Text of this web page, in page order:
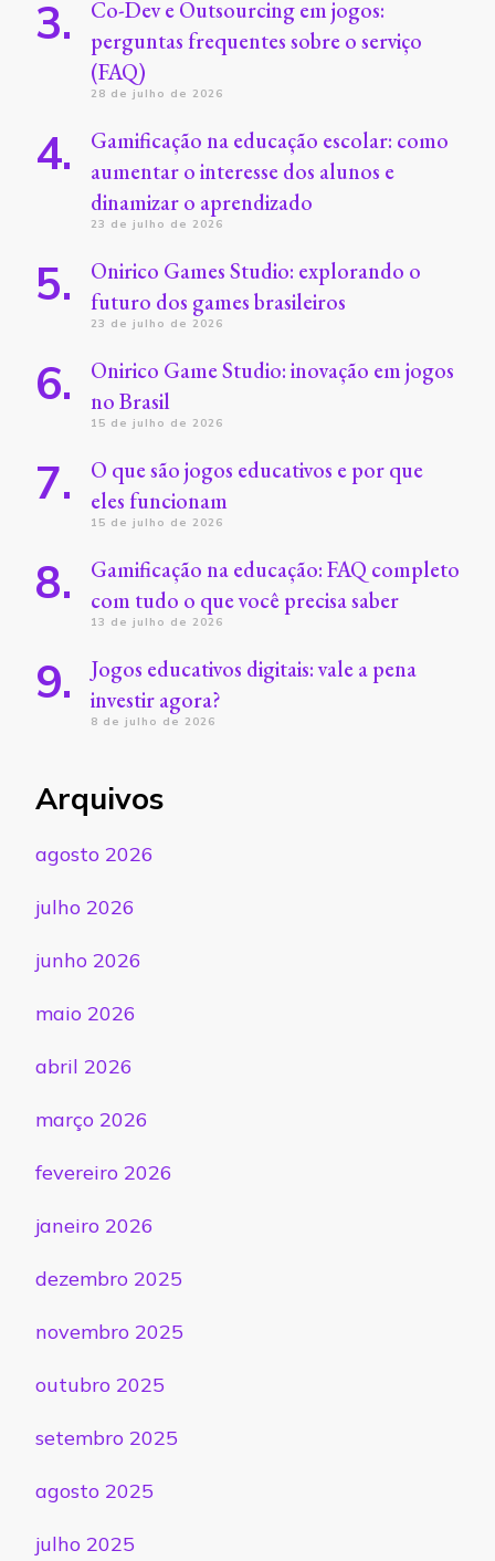
Co-Dev e Outsourcing em jogos:
perguntas frequentes sobre o serviço
(FAQ)
28 de julho de 2026
Gamificação na educação escolar: como
aumentar o interesse dos alunos e
dinamizar o aprendizado
23 de julho de 2026
Onirico Games Studio: explorando o
futuro dos games brasileiros
23 de julho de 2026
Onirico Game Studio: inovação em jogos
no Brasil
15 de julho de 2026
O que são jogos educativos e por que
eles funcionam
15 de julho de 2026
Gamificação na educação: FAQ completo
com tudo o que você precisa saber
13 de julho de 2026
Jogos educativos digitais: vale a pena
investir agora?
8 de julho de 2026
Arquivos
agosto 2026
julho 2026
junho 2026
maio 2026
abril 2026
março 2026
fevereiro 2026
janeiro 2026
dezembro 2025
novembro 2025
outubro 2025
setembro 2025
agosto 2025
julho 2025